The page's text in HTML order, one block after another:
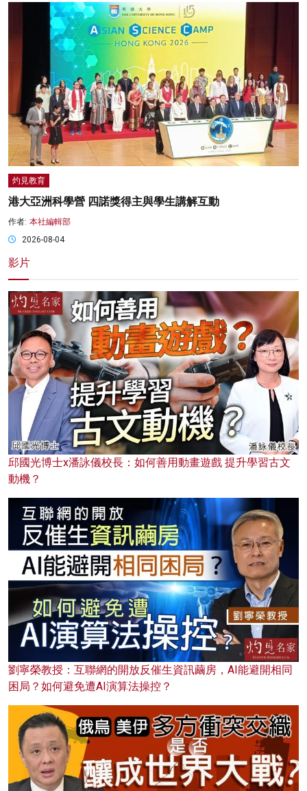
灼見教育
港大亞洲科學營 四諾獎得主與學生講解互動
作者: 本社編輯部
2026-08-04
影片
邱國光博士x潘詠儀校長：如何善用動畫遊戲 提升學習古文
動機？
劉寧榮教授：互聯網的開放反催生資訊繭房，AI能避開相同
困局？如何避免遭AI演算法操控？